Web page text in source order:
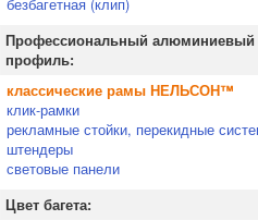
Профессиональный алюминиевый
профиль:
классические рамы НЕЛЬСОН™
клик-рамки
рекламные стойки, перекидные
штендеры
световые панели
Цвет багета: